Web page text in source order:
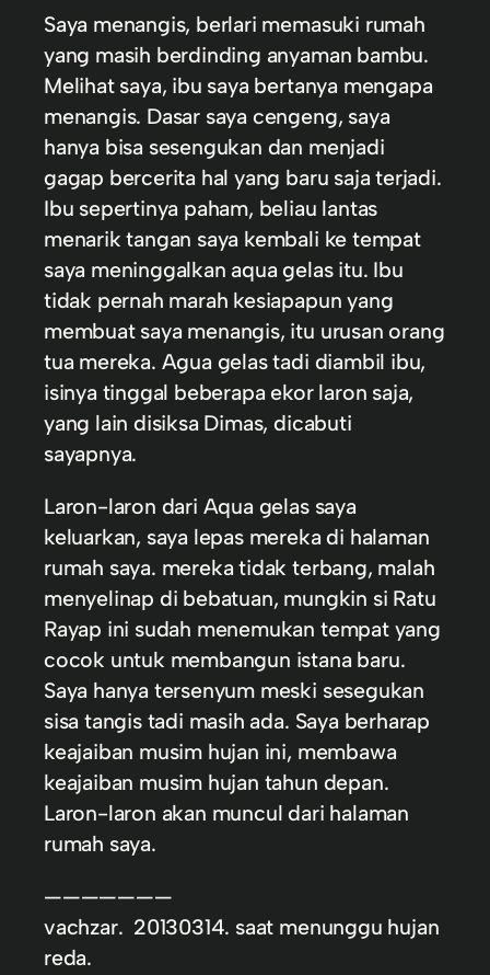
Saya menangis, berlari memasuki rumah
yang masih berdinding anyaman bambu.
Melihat saya, ibu saya bertanya mengapa
menangis. Dasar saya cengeng, saya
hanya bisa sesengukan dan menjadi
gagap bercerita hal yang baru saja terjadi.
Ibu sepertinya paham, beliau lantas
menarik tangan saya kembali ke tempat
saya meninggalkan aqua gelas itu. Ibu
tidak pernah marah kesiapapun yang
membuat saya menangis, itu urusan orang
tua mereka. Agua gelas tadi diambil ibu,
isinya tinggal beberapa ekor laron saja,
yang lain disiksa Dimas, dicabuti
sayapnya.
Laron-laron dari Aqua gelas saya
keluarkan, saya lepas mereka di halaman
rumah saya. mereka tidak terbang, malah
menyelinap di bebatuan, mungkin si Ratu
Rayap ini sudah menemukan tempat yang
cocok untuk membangun istana baru.
Saya hanya tersenyum meski sesegukan
sisa tangis tadi masih ada. Saya berharap
keajaiban musim hujan ini, membawa
keajaiban musim hujan tahun depan.
Laron-laron akan muncul dari halaman
rumah saya.
———————
vachzar. 20130314. saat menunggu hujan
reda.